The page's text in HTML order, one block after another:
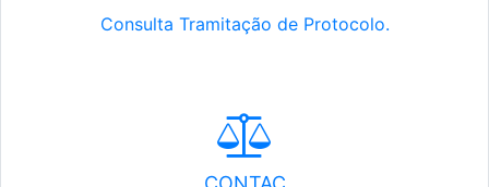
Consulta Tramitação de Protocolo.